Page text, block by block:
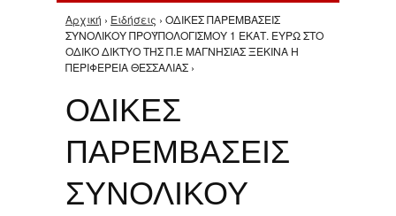
Είστε εδώ
Αρχική › Ειδήσεις › ΟΔΙΚΕΣ ΠΑΡΕΜΒΑΣΕΙΣ
ΣΥΝΟΛΙΚΟΥ ΠΡΟΫΠΟΛΟΓΙΣΜΟΥ 1 ΕΚΑΤ. ΕΥΡΩ ΣΤΟ
ΟΔΙΚΟ ΔΙΚΤΥΟ ΤΗΣ Π.Ε ΜΑΓΝΗΣΙΑΣ ΞΕΚΙΝΑ Η
ΠΕΡΙΦΕΡΕΙΑ ΘΕΣΣΑΛΙΑΣ ›
ΟΔΙΚΕΣ
ΠΑΡΕΜΒΑΣΕΙΣ
ΣΥΝΟΛΙΚΟΥ